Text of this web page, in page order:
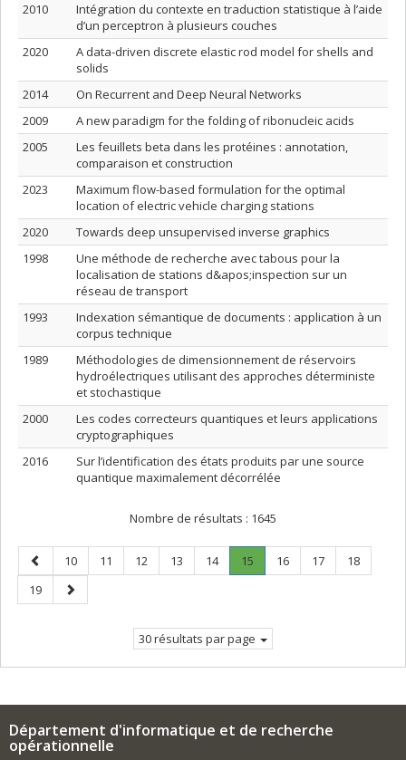
2010
Intégration du contexte en traduction statistique à l’aide
d’un perceptron à plusieurs couches
2020
A data-driven discrete elastic rod model for shells and
solids
2014
On Recurrent and Deep Neural Networks
2009
A new paradigm for the folding of ribonucleic acids
2005
Les feuillets beta dans les protéines : annotation,
comparaison et construction
2023
Maximum flow-based formulation for the optimal
location of electric vehicle charging stations
2020
Towards deep unsupervised inverse graphics
1998
Une méthode de recherche avec tabous pour la
localisation de stations d&apos;inspection sur un
réseau de transport
1993
Indexation sémantique de documents : application à un
corpus technique
1989
Méthodologies de dimensionnement de réservoirs
hydroélectriques utilisant des approches déterministe
et stochastique
2000
Les codes correcteurs quantiques et leurs applications
cryptographiques
2016
Sur l’identification des états produits par une source
quantique maximalement décorrélée
Nombre de résultats : 1645
Page
précédente
Page
10 Page
11 Page
12 Page
13 Page
14 Page
15
Page
Page
16 Page
17 Page
18
Page
19
Page
suivante
30 résultats par page
Département d'informatique et de recherche
opérationnelle